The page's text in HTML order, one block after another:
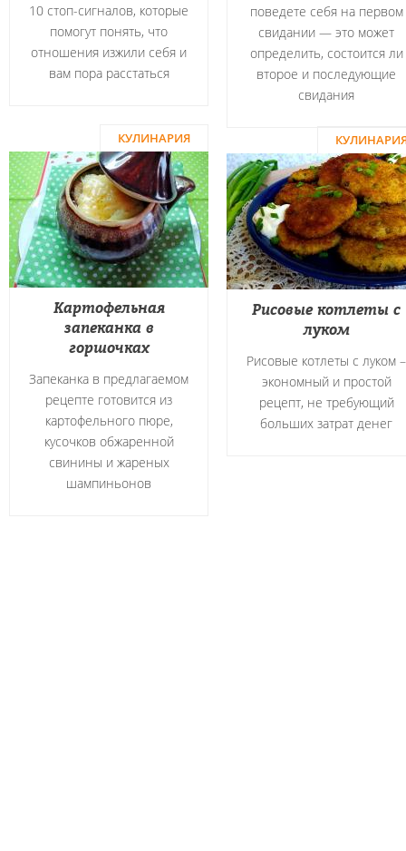
10 стоп-сигналов, которые
помогут понять, что
отношения изжили себя и
вам пора расстаться
поведете себя на первом
свидании — это может
определить, состоится ли
второе и последующие
свидания
КУЛИНАРИЯ
Картофельная
запеканка в
горшочках
Запеканка в предлагаемом
рецепте готовится из
картофельного пюре,
кусочков обжаренной
свинины и жареных
шампиньонов
Рисовые котлеты с
луком
Рисовые котлеты с луком –
экономный и простой
рецепт, не требующий
больших затрат денег